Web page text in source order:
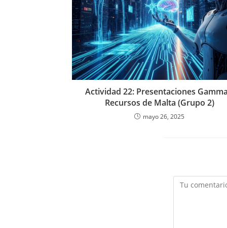
Actividad 22: Presentaciones
Recursos de Malta (Grupo 2)
mayo 26, 2025
Comentario